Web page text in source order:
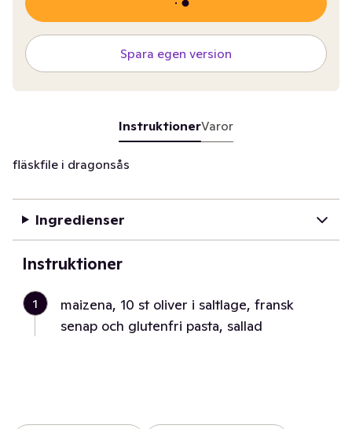
Spara egen version
InstruktionerVaror
fläskfile i dragonsås
Ingredienser
Instruktioner
1
maizena, 10 st oliver i saltlage, fransk
senap och glutenfri pasta, sallad